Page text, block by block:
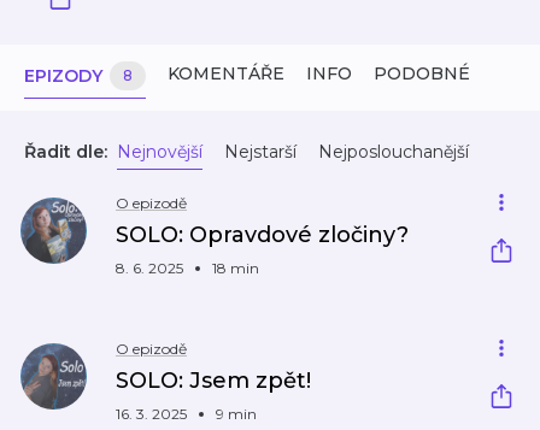
EPIZODY 8 KOMENTÁŘE INFO PODOBNÉ
Řadit dle: Nejnovější Nejstarší Nejposlouchanější
O epizodě
SOLO: Opravdové zločiny?
8. 6. 2025 18 min
O epizodě
SOLO: Jsem zpět!
16. 3. 2025 9 min